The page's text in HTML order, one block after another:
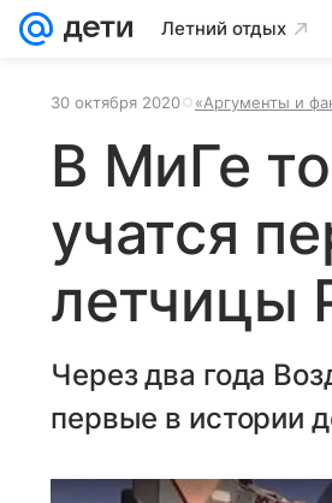
Летний отдых
30 октября 2020 «Аргументы и
В МиГе
учатся
летчицы
Через два года
первые в истории